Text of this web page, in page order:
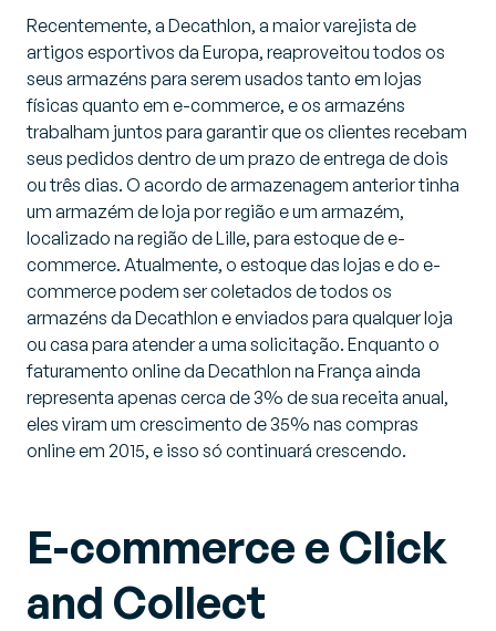
Recentemente, a Decathlon, a maior varejista de
artigos esportivos da Europa, reaproveitou todos os
seus armazéns para serem usados tanto em lojas
físicas quanto em e-commerce, e os armazéns
trabalham juntos para garantir que os clientes recebam
seus pedidos dentro de um prazo de entrega de dois
ou três dias. O acordo de armazenagem anterior tinha
um armazém de loja por região e um armazém,
localizado na região de Lille, para estoque de e-
commerce. Atualmente, o estoque das lojas e do e-
commerce podem ser coletados de todos os
armazéns da Decathlon e enviados para qualquer loja
ou casa para atender a uma solicitação. Enquanto o
faturamento online da Decathlon na França ainda
representa apenas cerca de 3% de sua receita anual,
eles viram um crescimento de 35% nas compras
online em 2015, e isso só continuará crescendo.
E-commerce e Click
and Collect